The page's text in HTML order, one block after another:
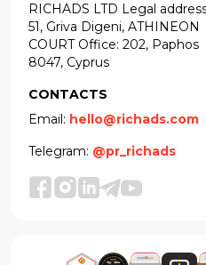
RICHADS LTD Legal
51, Griva Digeni, ATHINEON
COURT Office: 202, Paphos
8047, Cyprus
CONTACTS
Email: hello@richads.com
Telegram: @pr_richads